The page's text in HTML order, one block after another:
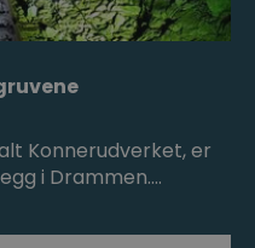
Konnerudverket, er
i Drammen.…